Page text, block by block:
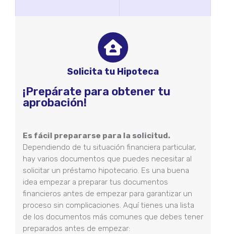
Solicita tu Hipoteca
¡Prepárate para obtener tu
aprobación!
Es fácil prepararse para la solicitud.
Dependiendo de tu situación financiera particular,
hay varios documentos que puedes necesitar al
solicitar un préstamo hipotecario. Es una buena
idea empezar a preparar tus documentos
financieros antes de empezar para garantizar un
proceso sin complicaciones. Aquí tienes una lista
de los documentos más comunes que debes tener
preparados antes de empezar: